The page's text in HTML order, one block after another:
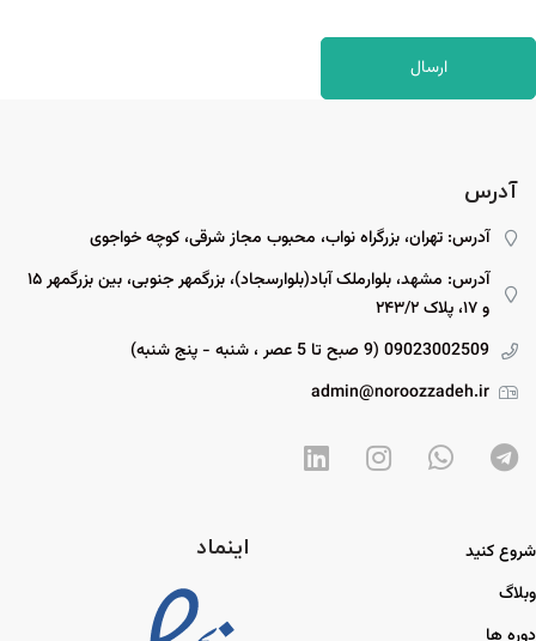
آدرس
آدرس: تهران، بزرگراه نواب، محبوب مجاز شرقی، کوچه خواجوی
آدرس: مشهد، بلوارملک آباد(بلوارسجاد)، بزرگمهر جنوبی، بین بزرگمهر ۱۵
و ۱۷، پلاک ۲۴۳/۲
09023002509 (9 صبح تا 5 عصر ، شنبه - پنج شنبه)
admin@noroozzadeh.ir
شروع کنید
وبلاگ
اینماد